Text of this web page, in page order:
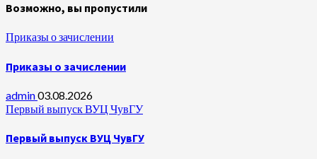
Возможно, вы пропустили
Приказы о зачислении
Приказы о зачислении
admin03.08.2026
Первый выпуск ВУЦ ЧувГУ
Первый выпуск ВУЦ ЧувГУ